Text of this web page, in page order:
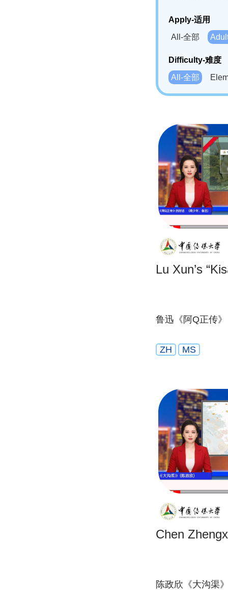
Apply-适用
All-全部
Difficulty-难度
All-全部
Lu Xun’s
鲁迅《阿Q正传》
ZH MS
Chen
陈政欣《大沟渠